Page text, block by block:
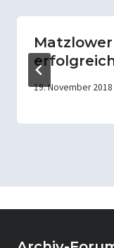
19. November 2018